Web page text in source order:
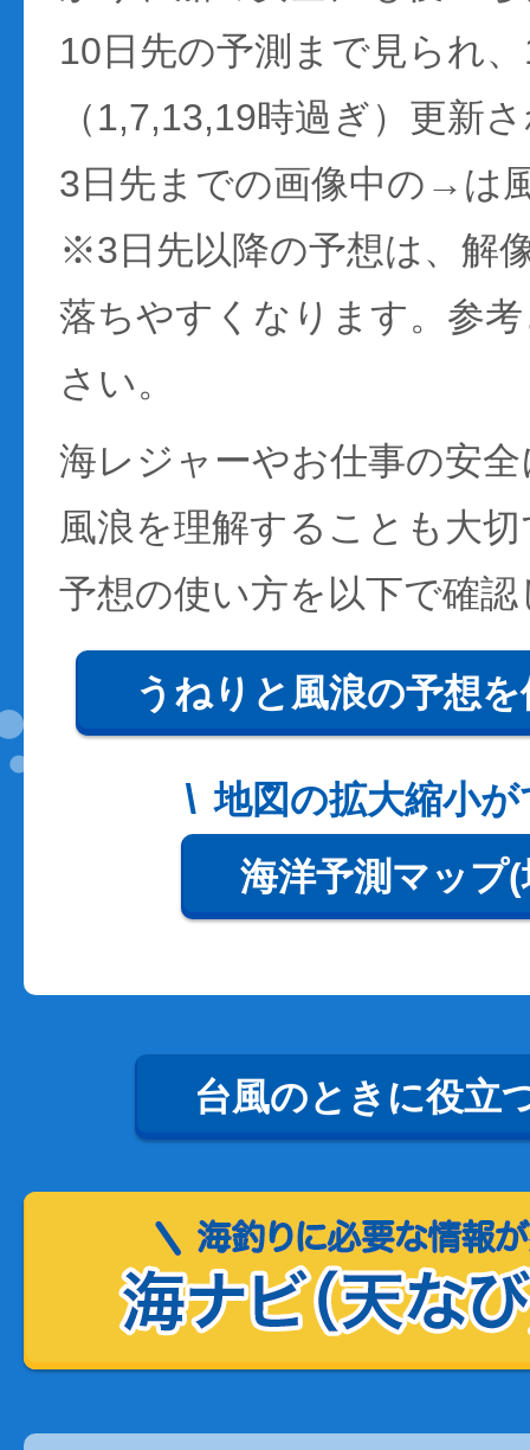
10日先の予測まで見られ
（1,7,13,19時過ぎ）更新
3日先までの画像中の→は
※3日先以降の予想は、解
落ちやすくなります。参
さい。
海レジャーやお仕事の安
風浪を理解することも大
予想の使い方を以下で確
うねりと風浪の予想
地図の拡大縮小
海洋予測マップ
台風のときに役立